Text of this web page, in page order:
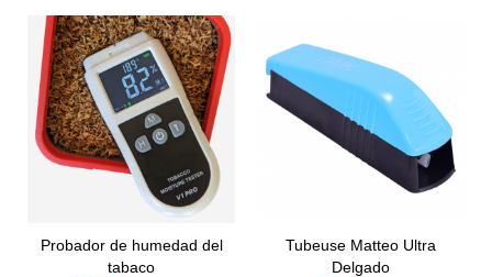
Probador de humedad del
tabaco
Tubeuse Matteo Ultra
Delgado